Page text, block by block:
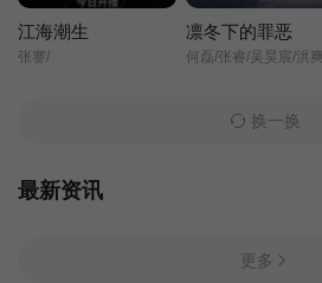
江海潮生
张謇/
凛冬下的罪恶
换一换
最新资讯
更多